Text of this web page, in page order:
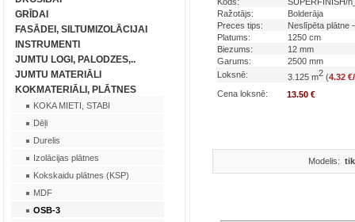
GRĪDAI
FASĀDEI, SILTUMIZOLĀCIJAI
INSTRUMENTI
JUMTU LOGI, PALODZES,..
JUMTU MATERIĀLI
KOKMATERIĀLI, PLĀTNES
KOKA MIETI, STABI
Dēļi
Durelis
Izolācijas plātnes
Kokskaidu plātnes (KSP)
MDF
OSB-3
Ražotājs:
Bolderāja
Preces tips:
Neslīpēta plātne
Platums:
1250 cm
Biezums:
12 mm
Garums:
2500 mm
Loksnē:
3.125 m2 (4.32
Cena loksnē:
13.50 €
Modelis: